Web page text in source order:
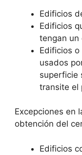
Edificios
Edificios
tengan un
Edificios
usados
superficie
transite el
Excepciones en
obtención del
Edificios